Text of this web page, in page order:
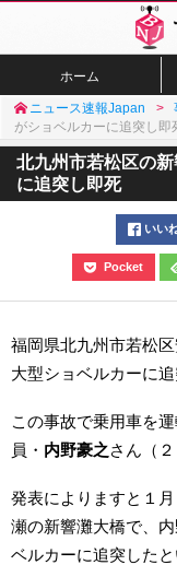
ホーム
ニュース速報Japan
がショベルカーに追突し即
北九州市若松区の
に追突し即死
いい
Pocket
福岡県北九州市若松
大型ショベルカーに
この事故で乗用車を
員・ 内野豪之さん（
発表によりますと１
瀬の新響灘大橋で、
ベルカーに追突したと